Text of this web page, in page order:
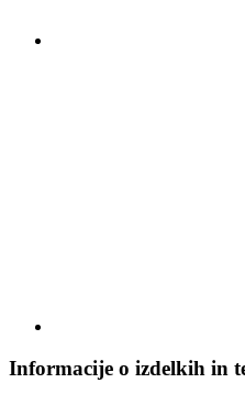
Informacije o izdelkih in